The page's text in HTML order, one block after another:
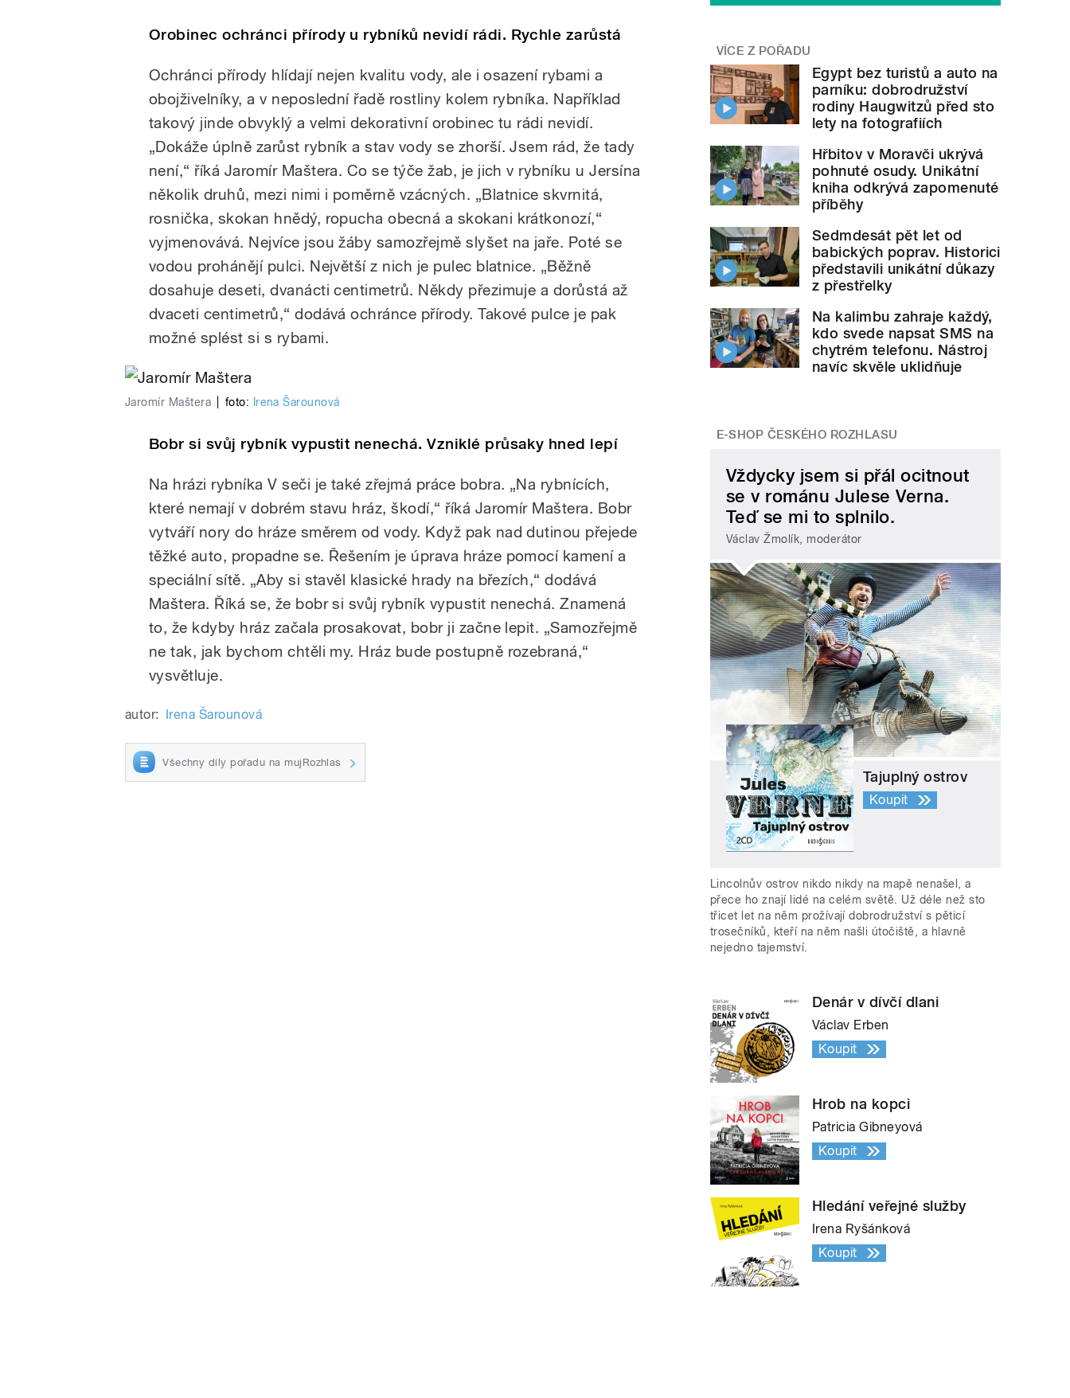
Orobinec ochránci přírody u rybníků nevidí rádi. Rychle zarůstá
Ochránci přírody hlídají nejen kvalitu vody, ale i osazení rybami a
obojživelníky, a v neposlední řadě rostliny kolem rybníka. Například
takový jinde obvyklý a velmi dekorativní orobinec tu rádi nevidí.
„Dokáže úplně zarůst rybník a stav vody se zhorší. Jsem rád, že tady
není,“ říká Jaromír Maštera. Co se týče žab, je jich v rybníku u Jersína
několik druhů, mezi nimi i poměrně vzácných. „Blatnice skvrnitá,
rosnička, skokan hnědý, ropucha obecná a skokani krátkonozí,“
vyjmenovává. Nejvíce jsou žáby samozřejmě slyšet na jaře. Poté se
vodou prohánějí pulci. Největší z nich je pulec blatnice. „Běžně
dosahuje deseti, dvanácti centimetrů. Někdy přezimuje a dorůstá až
dvaceti centimetrů,“ dodává ochránce přírody. Takové pulce je pak
možné splést si s rybami.
Jaromír Maštera foto: Irena Šarounová
Bobr si svůj rybník vypustit nenechá. Vzniklé průsaky hned lepí
Na hrázi rybníka V seči je také zřejmá práce bobra. „Na rybnících,
které nemají v dobrém stavu hráz, škodí,“ říká Jaromír Maštera. Bobr
vytváří nory do hráze směrem od vody. Když pak nad dutinou přejede
těžké auto, propadne se. Řešením je úprava hráze pomocí kamení a
speciální sítě. „Aby si stavěl klasické hrady na březích,“ dodává
Maštera. Říká se, že bobr si svůj rybník vypustit nenechá. Znamená
to, že kdyby hráz začala prosakovat, bobr ji začne lepit. „Samozřejmě
ne tak, jak bychom chtěli my. Hráz bude postupně rozebraná,“
vysvětluje.
autor: Irena Šarounová
Všechny díly pořadu na mujRozhlas
VÍCE Z POŘADU
Egypt bez turistů a auto na
parníku: dobrodružství
rodiny Haugwitzů před sto
lety na fotografiích
Hřbitov v Moravči ukrývá
pohnuté osudy. Unikátní
kniha odkrývá zapomenuté
příběhy
Sedmdesát pět let od
babických poprav. Historici
představili unikátní důkazy
z přestřelky
Na kalimbu zahraje každý,
kdo svede napsat SMS na
chytrém telefonu. Nástroj
navíc skvěle uklidňuje
E-SHOP ČESKÉHO ROZHLASU
Vždycky jsem si přál ocitnout
se v románu Julese Verna.
Teď se mi to splnilo.
Václav Žmolík, moderátor
Tajuplný ostrov
Koupit
Lincolnův ostrov nikdo nikdy na mapě nenašel, a
přece ho znají lidé na celém světě. Už déle než sto
třicet let na něm prožívají dobrodružství s pěticí
trosečníků, kteří na něm našli útočiště, a hlavně
nejedno tajemství.
Denár v dívčí dlani
Václav Erben
Koupit
Hrob na kopci
Patricia Gibneyová
Koupit
Hledání veřejné služby
Irena Ryšánková
Koupit